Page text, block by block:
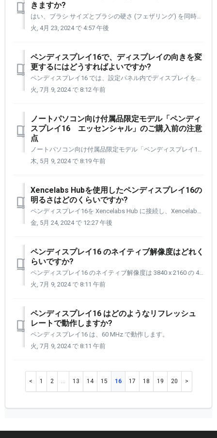
きますか?
はい、ブラシ サイズとブラシの硬さ (フェザリング) を同時に変更できます。 これには、キーストロークとマウスのクリックを組み合わせる必要があります。 Windows コマンド: Control + Alt + 右クリック Mac コマンド: Control + Option + 左クリ...
火, 4月 23, 2024 で 4:57 午後
ペンディスプレイ16で、ディスプレイの向きを変
更するにはどうすればよいですか?
ペンディスプレイ16 では、設定パネル内でディスプレイを回転するコントロールを提供しています。 この機能を実行するためにビデオ カード コントロールにアクセスする必要はなくなりました。 [1] メニューを展開できます。 [2] 次に、ディスプレイを配置する方向を選択します。
火, 7月 9, 2024 で 8:12 午前
ノートパソコン向け付属品限定モデル「ペンディ
スプレイ16 エッセンシャル」のご購入前の注意
点
ノートパソコン向け付属品限定モデル「ペンディスプレイ16 エッセンシャル」では、以下の注意点があります。 ご購入前にご確認をお勧めします。 1.接続するパソコンは、電源(15W)を供給できるUSB-C(DP altモード)ポートが必要です。 2.HDMIやDisplay Portで接続する必要がある...
木, 5月 9, 2024 で 8:19 午前
Xencelabs Hubを使用したペンディスプレイ16の
明るさはどのくらいですか?
ペンディスプレイ16を Xencelabs Hub に接続し、Xencelabs Hub を壁のコンセントに接続すると、300 カンデラ (または 300 cd/m2) になります。 Xencelabs ハブを使用していない場合、輝度は少なくとも 170 cd/m2 ですが、コンピュータの USB-C ...
金, 5月 24, 2024 で 12:27 午後
ペンディスプレイ16 のネイティブ解像度はどれく
らいですか?
ペンディスプレイ16 のネイティブ解像度は 3840 x 2160 の 4K です。 ただし、以下に示す解像度に設定することもできます。 800x600@60Hz (SVGA) 1024x768@60Hz (XGA) 1280x720@60Hz (HD) 1280x1024@60Hz (SXGA...
火, 7月 9, 2024 で 8:11 午前
ペンディスプレイ16 はどのようなリフレッシュ
レートで動作しますか?
ペンディスプレイ16 は、60 MHz で動作します。
火, 7月 9, 2024 で 8:11 午前
1 2 … 13 14 15 16 17 18 19 20